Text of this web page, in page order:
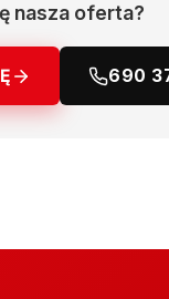
nasza oferta?
690